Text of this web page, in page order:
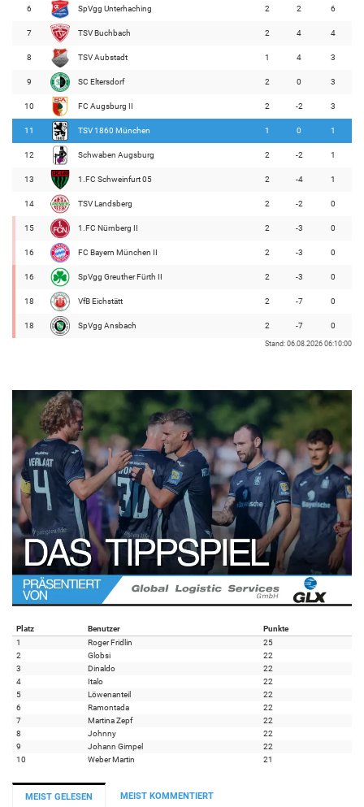
6 SpVgg Unterhaching 2 2 6
7 TSV Buchbach 2 4 4
8 TSV Aubstadt 1 4 3
9 SC Eltersdorf 2 0 3
10 FC Augsburg II 2 -2 3
11 TSV 1860 München 1 0 1
12 Schwaben Augsburg 2 -2 1
13 1.FC Schweinfurt 05 2 -4 1
14 TSV Landsberg 2 -2 0
15 1.FC Nürnberg II 2 -3 0
16 FC Bayern München II 2 -3 0
16 SpVgg Greuther Fürth II 2 -3 0
18 VfB Eichstätt 2 -7 0
18 SpVgg Ansbach 2 -7 0
Stand: 06.08.2026 06:10:00
Platz Benutzer
Punkte
1
Roger Fridlin
25
2
Globsi
22
3
Dinaldo
22
4
Italo
22
5
Löwenanteil
22
6
Ramontada
22
7
Martina Zepf
22
8
Johnny
22
9
Johann Gimpel
22
10
Weber Martin 21
MEIST GELESEN MEIST KOMMENTIERT